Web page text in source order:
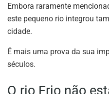
Embora raramente
este pequeno rio integrou
cidade.
É mais uma prova da sua
séculos.
O rio Frio não